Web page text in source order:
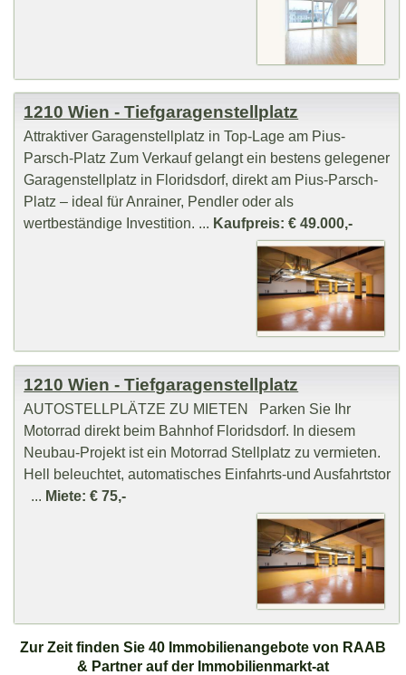
1210 Wien - Tiefgaragenstellplatz
Attraktiver Garagenstellplatz in Top-Lage am Pius-
Parsch-Platz Zum Verkauf gelangt ein bestens gelegener
Garagenstellplatz in Floridsdorf, direkt am Pius-Parsch-
Platz – ideal für Anrainer, Pendler oder als
wertbeständige Investition. ... Kaufpreis: € 49.000,-
1210 Wien - Tiefgaragenstellplatz
AUTOSTELLPLÄTZE ZU MIETEN Parken Sie Ihr
Motorrad direkt beim Bahnhof Floridsdorf. In diesem
Neubau-Projekt ist ein Motorrad Stellplatz zu vermieten.
Hell beleuchtet, automatisches Einfahrts-und Ausfahrtstor
Miete: € 75,-
Zur Zeit finden Sie 40 Immobilienangebote von RAAB
& Partner auf der Immobilienmarkt-at